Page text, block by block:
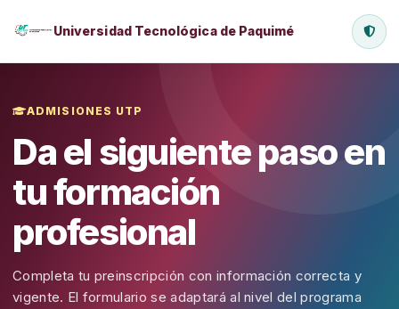
Universidad Tecnológica de Paquimé
ADMISIONES UTP
Da el siguiente paso en
tu formación
profesional
Completa tu preinscripción con información correcta y
vigente. El formulario se adaptará al nivel del programa